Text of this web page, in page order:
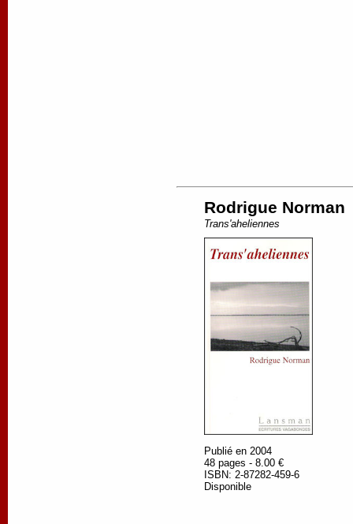
Rodrigue Norman
Trans'aheliennes
Publié en 2004
48 pages - 8.00 €
ISBN: 2-87282-459-6
Disponible